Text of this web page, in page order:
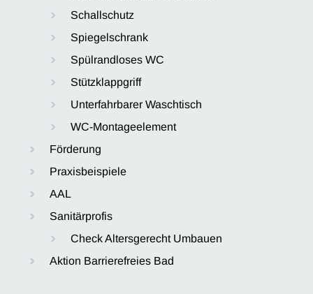
Schallschutz
Spiegelschrank
Spülrandloses WC
Stützklappgriff
Unterfahrbarer Waschtisch
WC-Montageelement
Förderung
Praxisbeispiele
AAL
Sanitärprofis
Check Altersgerecht Umbauen
Aktion Barrierefreies Bad